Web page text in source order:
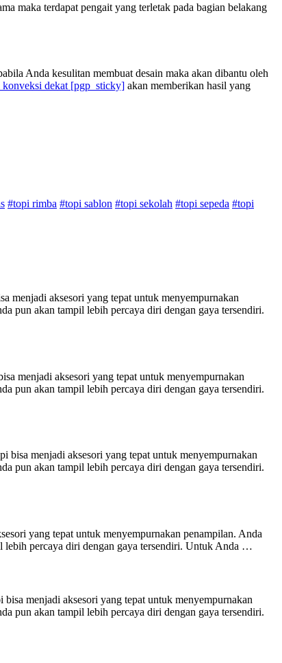
maka terdapat pengait yang terletak pada bagian belakang
Anda kesulitan membuat desain maka akan dibantu oleh
dekat [pgp_sticky] akan memberikan hasil yang
#topi rimba #topi sablon #topi sekolah #topi sepeda #topi
menjadi aksesori yang tepat untuk menyempurnakan
pun akan tampil lebih percaya diri dengan gaya tersendiri.
menjadi aksesori yang tepat untuk menyempurnakan
pun akan tampil lebih percaya diri dengan gaya tersendiri.
menjadi aksesori yang tepat untuk menyempurnakan
pun akan tampil lebih percaya diri dengan gaya tersendiri.
yang tepat untuk menyempurnakan penampilan. Anda
lebih percaya diri dengan gaya tersendiri. Untuk Anda …
menjadi aksesori yang tepat untuk menyempurnakan
pun akan tampil lebih percaya diri dengan gaya tersendiri.